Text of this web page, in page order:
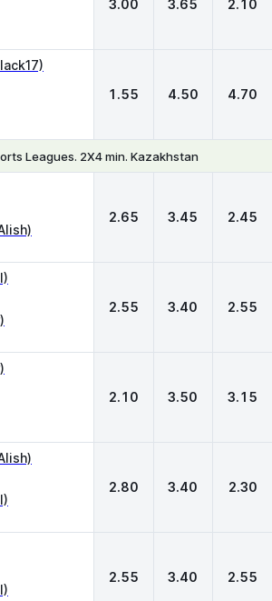
3.00 3.65 2.10
1.55 4.50 4.70
Leagues. 2X4 min. Kazakhstan
2.65 3.45 2.45
2.55 3.40 2.55
2.10 3.50 3.15
2.80 3.40 2.30
2.55 3.40 2.55